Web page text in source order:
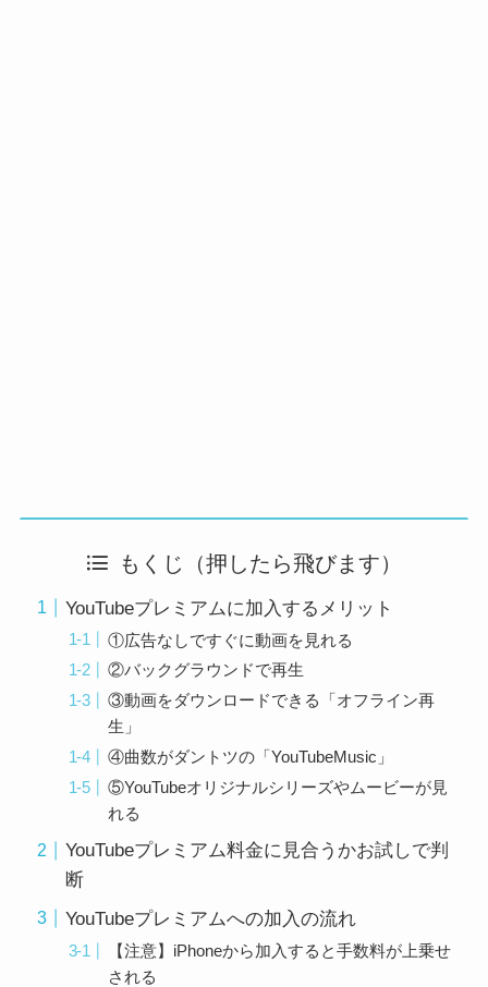
もくじ（押したら飛びます）
YouTubeプレミアムに加入するメリット
①広告なしですぐに動画を見れる
②バックグラウンドで再生
③動画をダウンロードできる「オフライン再
生」
④曲数がダントツの「YouTubeMusic」
⑤YouTubeオリジナルシリーズやムービーが見
れる
YouTubeプレミアム料金に見合うかお試しで判
断
YouTubeプレミアムへの加入の流れ
【注意】iPhoneから加入すると手数料が上乗せ
される